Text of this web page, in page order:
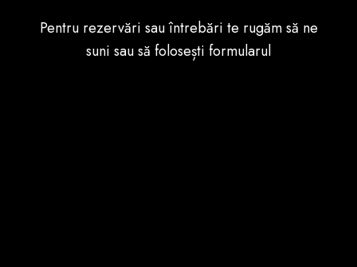
Pentru rezervări sau întrebări te rugăm să ne
suni sau să folosești formularul